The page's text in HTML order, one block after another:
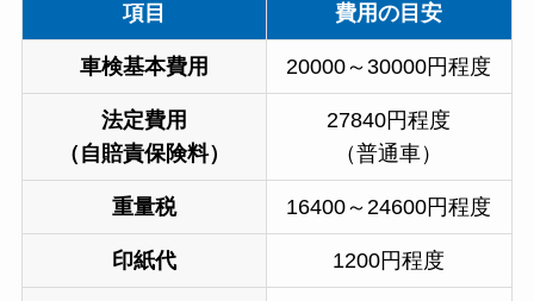
項目 費用の目安
車検基本費用 20000～30000円程度
法定費用
（自賠責保険料）
27840円程度
（普通車）
重量税 16400～24600円程度
印紙代 1200円程度